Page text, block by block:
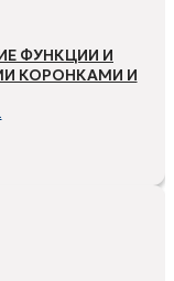
ФУНКЦИИ И
КОРОНКАМИ И